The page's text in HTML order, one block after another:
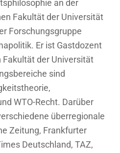
an der
Fakultät der Universität
Forschungsgruppe
Er ist Gastdozent
Fakultät der Universität
sind
WTO-Recht. Darüber
überregionale
Zeitung, Frankfurter
Deutschland, TAZ,